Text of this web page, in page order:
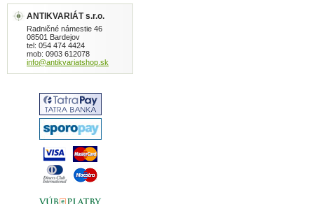
ANTIKVARIÁT s.r.o.
Radničné námestie 46
08501 Bardejov
tel: 054 474 4424
mob: 0903 612078
info@antikvariatshop.sk